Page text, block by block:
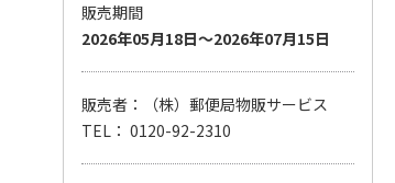
販売期間
2026年05月18日～2026年07月15日
販売者：（株）郵便局物販サービス
TEL： 0120-92-2310